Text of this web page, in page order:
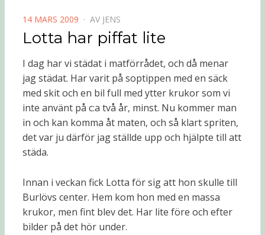
PUBLICERAD
DEN
14 MARS 2009 AV JENS
Lotta har piffat lite
I dag har vi städat i matförrådet, och då menar
jag städat. Har varit på soptippen med en säck
med skit och en bil full med ytter krukor som vi
inte använt på c:a två år, minst. Nu kommer man
in och kan komma åt maten, och så klart spriten,
det var ju därför jag ställde upp och hjälpte till att
städa.
Innan i veckan fick Lotta för sig att hon skulle till
Burlövs center. Hem kom hon med en massa
krukor, men fint blev det. Har lite före och efter
bilder på det hör under.